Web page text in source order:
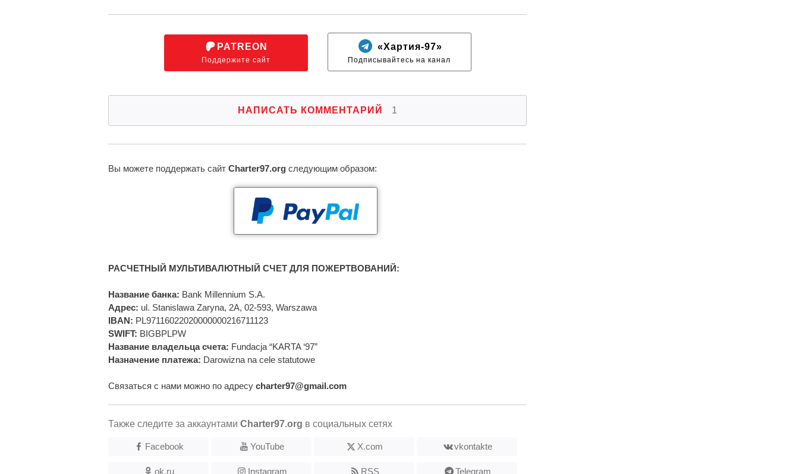
PATREON
Поддержите сайт
«Хартия-97»
Подписывайтесь на канал
НАПИСАТЬ КОММЕНТАРИЙ 1
Вы можете поддержать сайт Charter97.org следующим образом:
РАСЧЕТНЫЙ МУЛЬТИВАЛЮТНЫЙ СЧЕТ ДЛЯ ПОЖЕРТВОВАНИЙ:
Название банка: Bank Millennium S.A.
Адрес: ul. Stanislawa Zaryna, 2A, 02-593, Warszawa
IBAN: PL97116022020000000216711123
SWIFT: BIGBPLPW
Название владельца счета: Fundacja “KARTA ‘97”
Назначение платежа: Darowizna na cele statutowe
Связаться с нами можно по адресу charter97@gmail.com
Также следите за аккаунтами Charter97.org в социальных сетях
Facebook YouTube X.com vkontakte
ok.ru Instagram RSS Telegram